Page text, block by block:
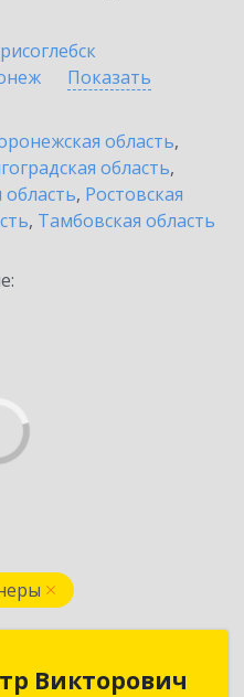
Показать
область,
область,
, Ростовская
, Тамбовская область
Викторович
Викторович